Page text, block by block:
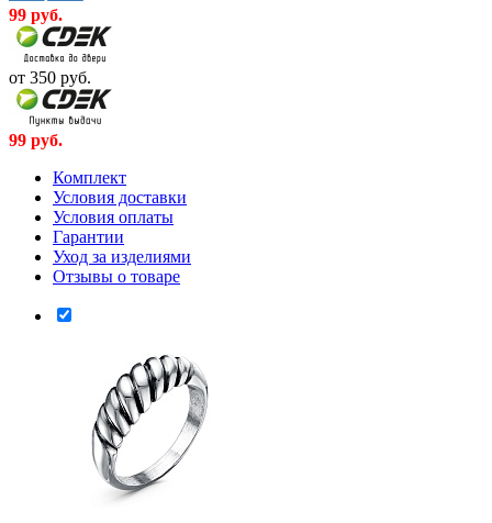
99 руб.
от 350 руб.
99 руб.
Комплект
Условия доставки
Условия оплаты
Гарантии
Уход за изделиями
Отзывы о товаре